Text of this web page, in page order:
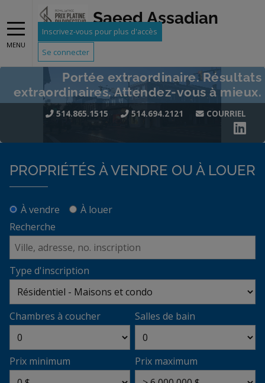
MENU
Saeed Assadian
Inscrivez-vous pour plus d'accès
Se connecter
Portée extraordinaire. Résultats
extraordinaires. Attendez-vous à mieux.
514.865.1515 514.694.2121 COURRIEL
PROPRIÉTÉS À VENDRE OU À LOUER
À vendre
À louer
Recherche
Type d'inscription
Chambres à coucher Salles de bain
Prix minimum Prix maximum